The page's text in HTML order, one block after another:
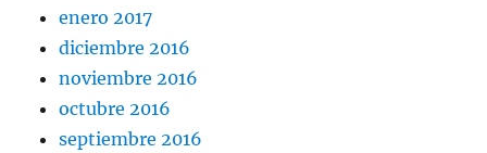
enero 2017
diciembre 2016
noviembre 2016
octubre 2016
septiembre 2016